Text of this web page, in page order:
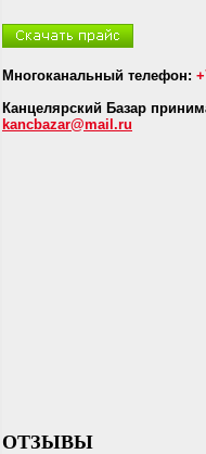
Многоканальный телефон:
Канцелярский Базар
kancbazar@mail.ru
ОТЗЫВЫ